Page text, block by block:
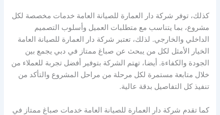
كذلك، توفر شركة دار العمارة للصيانة العامة خدمات مخصصة لكل
مشروع، بما يتناسب مع متطلبات العميل وأسلوب التصميم
الداخلي والخارجي. لذلك، تعتبر شركة دار العمارة للصيانة العامة
الخيار الأمثل لكل من يبحث عن صباغ ممتاز في دبي يجمع بين
الجودة والكفاءة. أيضا، تهتم الشركة بتوفير أفضل تجربة للعملاء من
خلال متابعة مستمرة لكل مرحلة من مراحل المشروع والتأكد من
تنفيذ كل التفاصيل بدقة عالية.
كما تقدم شركة دار العمارة للصيانة العامة خدمات صباغ ممتاز في